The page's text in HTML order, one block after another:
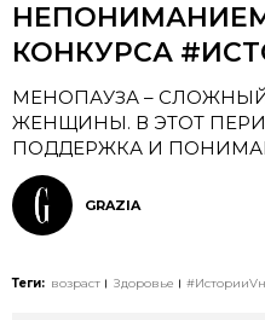
КОНКУРСА
МЕНОПАУЗА –
ЖЕНЩИНЫ. В ЭТОТ
ПОДДЕРЖКА И
GRAZIA
Теги: возраст Здоровье